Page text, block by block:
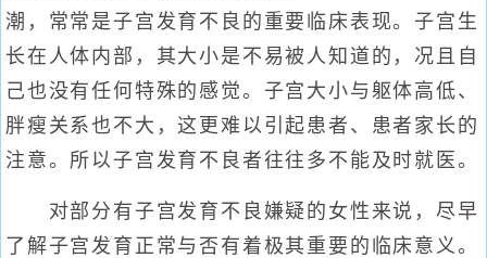
潮，常常是子宫发育不良的重要临床表现。子宫生
长在人体内部，其大小是不易被人知道的，况且自
己也没有任何特殊的感觉。子宫大小与躯体高低、
胖瘦关系也不大，这更难以引起患者、患者家长的
注意。所以子宫发育不良者往往多不能及时就医。
对部分有子宫发育不良嫌疑的女性来说，尽早
了解子宫发育正常与否有着极其重要的临床意义。